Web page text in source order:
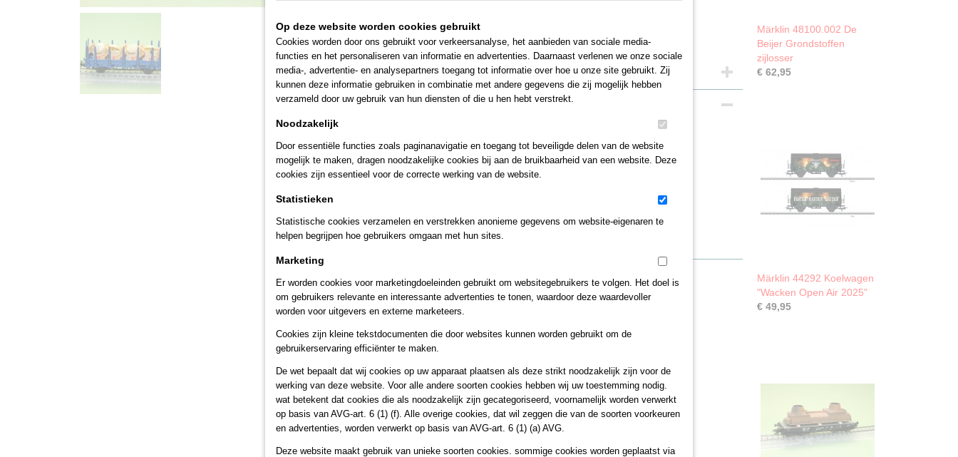
IN WINKELWAGEN
Specificaties
Productcode leverancier
4459
Omschrijving
Märklin 4459 Cuxhaven Standkorven en
parasollen transport
koll nummer 4459 98701
nieuwstaat ongebruikt
Märklin 48100.002 De
Beijer Grondstoffen
zijlosser
€ 62,95
Märklin 44292 Koelwagen
"Wacken Open Air 2025"
€ 49,95
Op deze website worden cookies gebruikt
Cookies worden door ons gebruikt voor verkeersanalyse, het aanbieden van sociale media-
functies en het personaliseren van informatie en advertenties. Daarnaast verlenen we onze sociale
media-, advertentie- en analysepartners toegang tot informatie over hoe u onze site gebruikt. Zij
kunnen deze informatie gebruiken in combinatie met andere gegevens die zij mogelijk hebben
verzameld door uw gebruik van hun diensten of die u hen hebt verstrekt.
Noodzakelijk
Door essentiële functies zoals paginanavigatie en toegang tot beveiligde delen van de website
mogelijk te maken, dragen noodzakelijke cookies bij aan de bruikbaarheid van een website. Deze
cookies zijn essentieel voor de correcte werking van de website.
Statistieken
Statistische cookies verzamelen en verstrekken anonieme gegevens om website-eigenaren te
helpen begrijpen hoe gebruikers omgaan met hun sites.
Marketing
Er worden cookies voor marketingdoeleinden gebruikt om websitegebruikers te volgen. Het doel is
om gebruikers relevante en interessante advertenties te tonen, waardoor deze waardevoller
worden voor uitgevers en externe marketeers.
Cookies zijn kleine tekstdocumenten die door websites kunnen worden gebruikt om de
gebruikerservaring efficiënter te maken.
De wet bepaalt dat wij cookies op uw apparaat plaatsen als deze strikt noodzakelijk zijn voor de
werking van deze website. Voor alle andere soorten cookies hebben wij uw toestemming nodig.
wat betekent dat cookies die als noodzakelijk zijn gecategoriseerd, voornamelijk worden verwerkt
op basis van AVG-art. 6 (1) (f). Alle overige cookies, dat wil zeggen die van de soorten voorkeuren
en advertenties, worden verwerkt op basis van AVG-art. 6 (1) (a) AVG.
Deze website maakt gebruik van unieke soorten cookies. sommige cookies worden geplaatst via